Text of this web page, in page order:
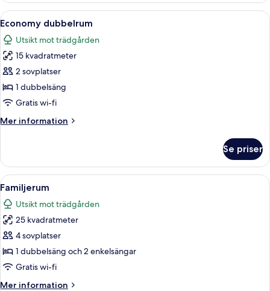
Öppna
alla
foton
för
Economy
dubbelrum
Ett hotellrum med en säng, två
2
Economy dubbelrum
Utsikt mot trädgården
15 kvadratmeter
2 sovplatser
1 dubbelsäng
Gratis wi-fi
Mer information
Mer
dubbelrum
Se priser
Öppna
alla
foton
för
Familjerum
Ett litet sovrum på vinden med två
3
Familjerum
Utsikt mot trädgården
25 kvadratmeter
4 sovplatser
1 dubbelsäng och 2 enkelsängar
Gratis wi-fi
Mer information
Mer